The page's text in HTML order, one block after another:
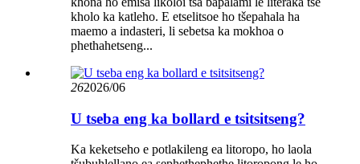
kholo ka katleho. E etselitsoe ho tšepahala ha
maemo a indasteri, li sebetsa ka mokhoa o
phethahetseng...
262026/06
U tseba eng ka bollard e tsitsitseng?
Ka keketseho e potlakileng ea litoropo, ho laola